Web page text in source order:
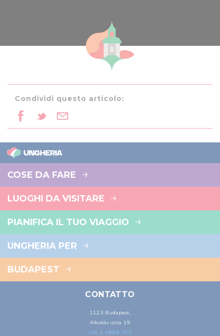
Condividi questo articolo:
COSE DA FARE
LUOGHI DA VISITARE
PIANIFICA IL TUO VIAGGIO
UNGHERIA PER
BUDAPEST
CONTATTO
1123 Budapest,
Alkotás utca 19
+36 1 4888 700